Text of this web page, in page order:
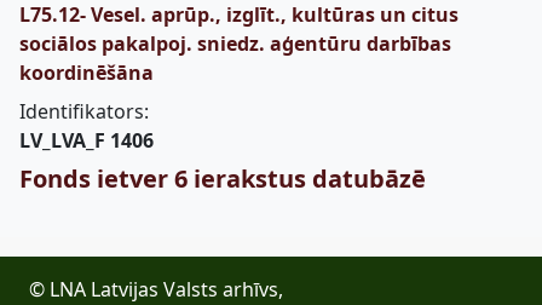
L75.12- Vesel. aprūp., izglīt., kultūras un citus
sociālos pakalpoj. sniedz. aģentūru darbības
koordinēšāna
Identifikators:
LV_LVA_F 1406
Fonds ietver 6 ierakstus datubāzē
© LNA Latvijas Valsts arhīvs,